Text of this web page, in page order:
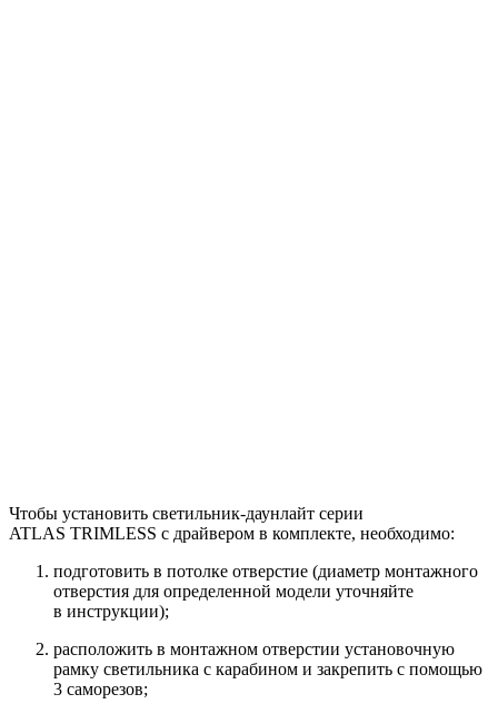
Чтобы установить светильник-даунлайт серии
ATLAS TRIMLESS с драйвером в комплекте, необходимо:
подготовить в потолке отверстие (диаметр монтажного
отверстия для определенной модели уточняйте
в инструкции);
расположить в монтажном отверстии установочную
рамку светильника с карабином и закрепить с помощью
3 саморезов;